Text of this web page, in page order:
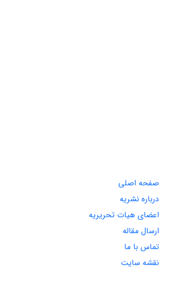
صفحه اصلی
درباره نشریه
اعضای هیات تحریریه
ارسال مقاله
تماس با ما
نقشه سایت